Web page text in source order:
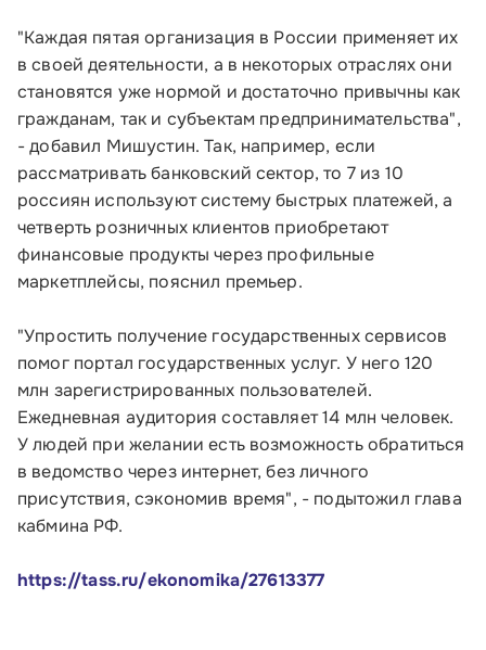
Малому и среднему бизнесу
Банкам и финансовым организациям
Инфраструктуре поддержки
О Корпорации
Соцсети
Телефон:
8 800 100-11-00
Время работы:
"Каждая пятая организация в России применяет их
в своей деятельности, а в некоторых отраслях они
становятся уже нормой и достаточно привычны как
гражданам, так и субъектам предпринимательства",
- добавил Мишустин. Так, например, если
рассматривать банковский сектор, то 7 из 10
россиян используют систему быстрых платежей, а
четверть розничных клиентов приобретают
финансовые продукты через профильные
маркетплейсы, пояснил премьер.
"Упростить получение государственных сервисов
помог портал государственных услуг. У него 120
млн зарегистрированных пользователей.
Ежедневная аудитория составляет 14 млн человек.
У людей при желании есть возможность обратиться
в ведомство через интернет, без личного
присутствия, сэкономив время", - подытожил глава
кабмина РФ.
https://tass.ru/ekonomika/27613377